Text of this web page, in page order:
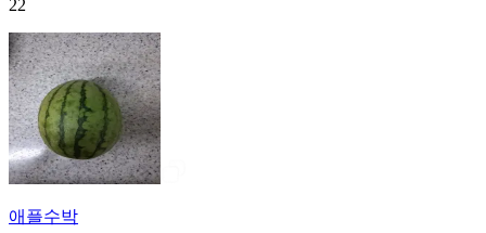
22
애플수박